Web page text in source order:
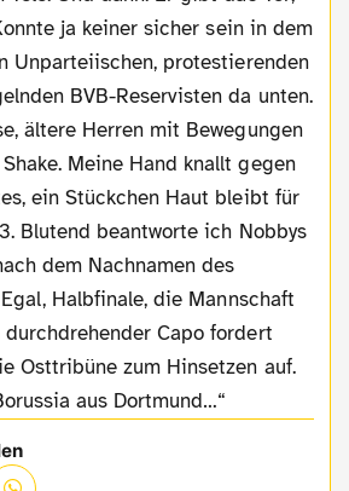
ja keiner sicher sein in dem
Unparteiischen, protestierenden
BVB-Reservisten da unten.
ältere Herren mit Bewegungen
Meine Hand knallt gegen
ein Stückchen Haut bleibt für
Blutend beantworte ich Nobbys
dem Nachnamen des
Halbfinale, die Mannschaft
durchdrehender Capo fordert
Osttribüne zum Hinsetzen auf.
aus Dortmund…“